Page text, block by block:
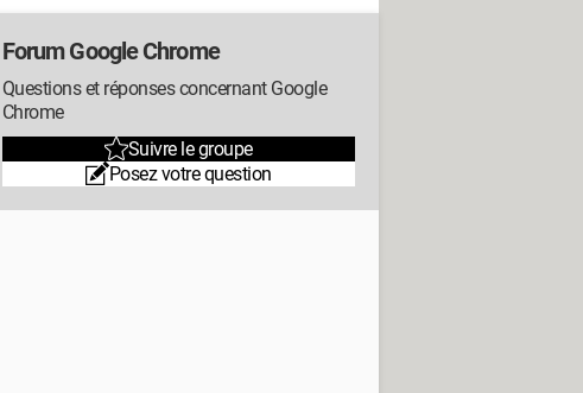
Forum Google Chrome
Questions et réponses concernant Google
Chrome
Suivre le groupe
Posez votre question